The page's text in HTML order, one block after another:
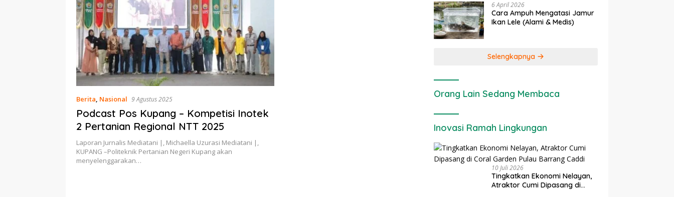
Berita, Nasional 9 Agustus 2025
Podcast Pos Kupang – Kompetisi Inotek
2 Pertanian Regional NTT 2025
Laporan Jurnalis Mediatani |, Michaella Uzurasi Mediatani |,
KUPANG –Politeknik Pertanian Negeri Kupang akan
menyelenggarakan…
6 April 2026
Cara Ampuh Mengatasi Jamur
Ikan Lele (Alami & Medis)
Selengkapnya
Orang Lain Sedang Membaca
Inovasi Ramah Lingkungan
10 Juli 2026
Tingkatkan Ekonomi Nelayan,
Atraktor Cumi Dipasang di